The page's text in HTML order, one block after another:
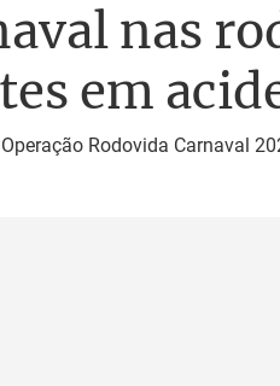
nas
em
Rodovida Carnaval